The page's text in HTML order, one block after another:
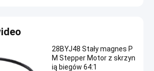
28BYJ48 Stały magnes P
M Stepper Motor z skrzyn
ią biegów 64:1